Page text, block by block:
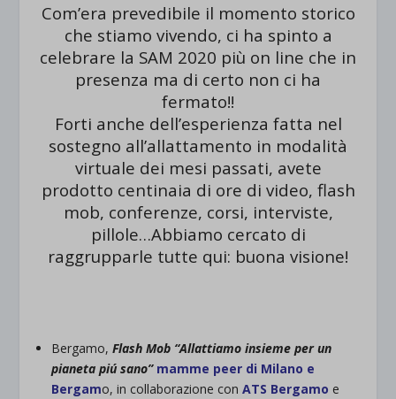
Com’era prevedibile il momento storico
che stiamo vivendo, ci ha spinto a
celebrare la SAM 2020 più on line che in
presenza ma di certo non ci ha
fermato!!
Forti anche dell’esperienza fatta nel
sostegno all’allattamento in modalità
virtuale dei mesi passati, avete
prodotto centinaia di ore di video, flash
mob, conferenze, corsi, interviste,
pillole…Abbiamo cercato di
raggrupparle tutte qui: buona visione!
Bergamo,Flash Mob “Allattiamo insieme per un
pianeta piú sano” mamme peer di Milano e
Bergamo, in collaborazione conATS Bergamo e